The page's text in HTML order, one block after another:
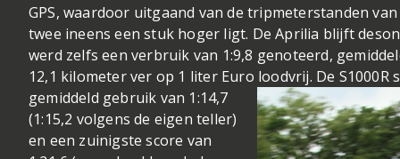
GPS, waardoor uitgaand van de tripmeterstanden
twee ineens een stuk hoger ligt. De Aprilia blijft
werd zelfs een verbruik van 1:9,8 genoteerd,
12,1 kilometer ver op 1 liter Euro loodvrij. De S1000R
gemiddeld gebruik van 1:14,7
(1:15,2 volgens de eigen teller)
en een zuinigste score van